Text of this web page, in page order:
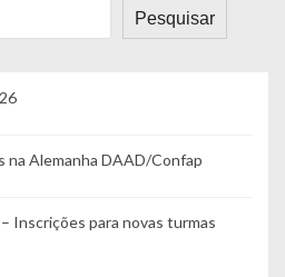
Pesquisar
na Alemanha DAAD/Confap
Inscrições para novas turmas